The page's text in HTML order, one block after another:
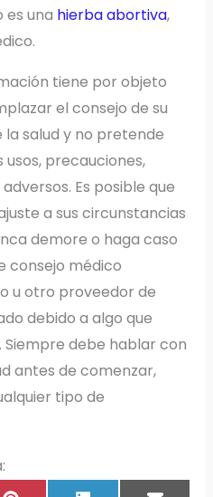
es una hierba abortiva,
tiene por objeto
el consejo de su
salud y no pretende
precauciones,
Es posible que
a sus circunstancias
demore o haga caso
consejo médico
u otro proveedor de
debido a algo que
Siempre debe hablar con
antes de comenzar,
tipo de